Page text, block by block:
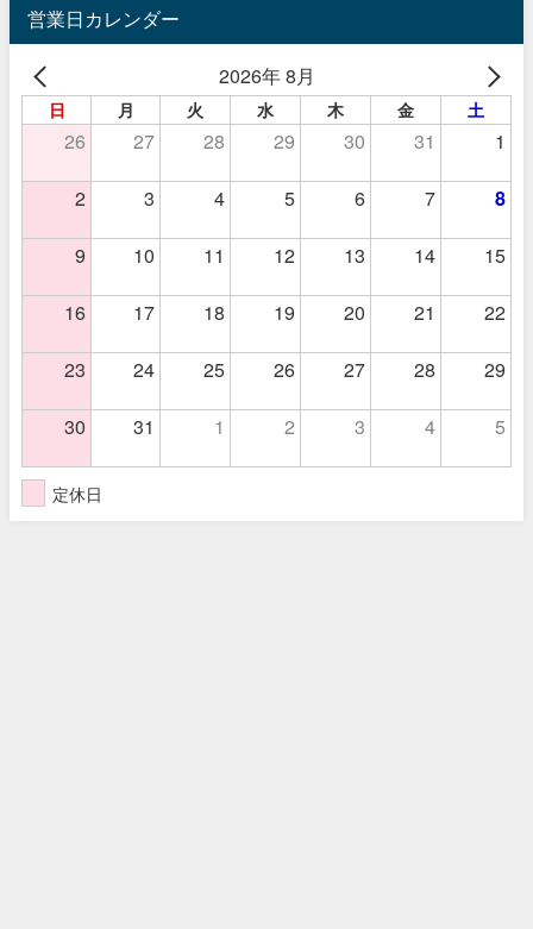
営業日カレンダー
2026年 8月
日 月 火 水 木 金 土
26 27 28 29 30 31 1
2 3 4 5 6 7 8
9 10 11 12 13 14 15
16 17 18 19 20 21 22
23 24 25 26 27 28 29
30 31 1 2 3 4 5
定休日